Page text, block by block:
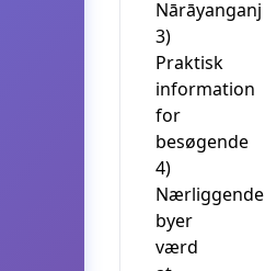
Nārāyanganj
3)
Praktisk
information
for
besøgende
4)
Nærliggende
byer
værd